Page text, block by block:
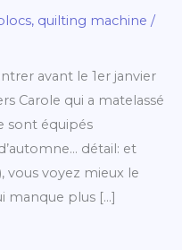
, quilting machine /
avant le 1er janvier
Carole qui a matelassé
sont équipés
détail: et
vous voyez mieux le
manque plus […]